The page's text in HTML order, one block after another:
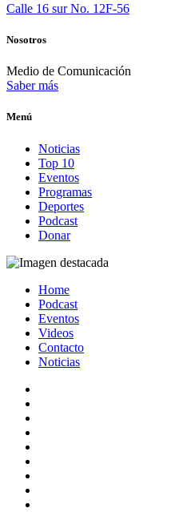
Calle 16 sur No. 12F-56
Nosotros
Medio de Comunicación
Saber más
Menú
Noticias
Top 10
Eventos
Programas
Deportes
Podcast
Donar
Home
Podcast
Eventos
Videos
Contacto
Noticias